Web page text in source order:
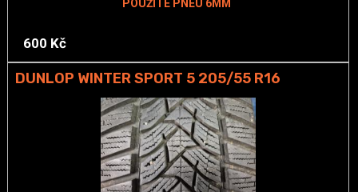
POUŽITÉ PNEU 6MM
600 Kč
DUNLOP WINTER SPORT 5 205/55 R16